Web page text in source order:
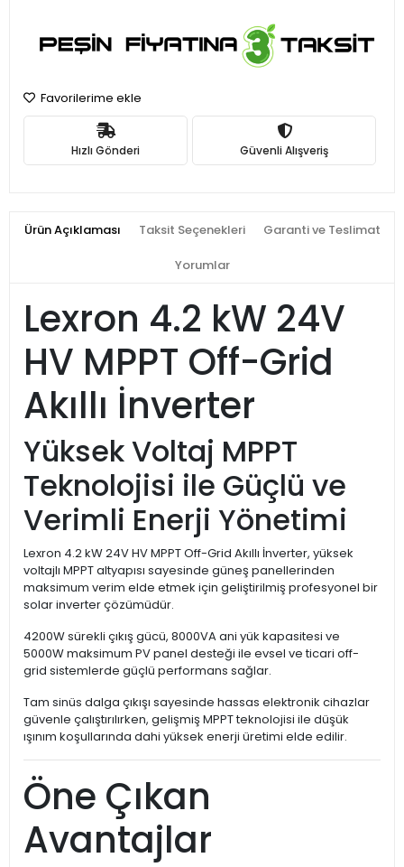
Favorilerime ekle
Hızlı Gönderi Güvenli Alışveriş
Ürün Açıklaması Taksit Seçenekleri Garanti ve Teslimat
Yorumlar
Lexron 4.2 kW 24V
HV MPPT Off-Grid
Akıllı İnverter
Yüksek Voltaj MPPT
Teknolojisi ile Güçlü ve
Verimli Enerji Yönetimi
Lexron 4.2 kW 24V HV MPPT Off-Grid Akıllı İnverter, yüksek
voltajlı MPPT altyapısı sayesinde güneş panellerinden
maksimum verim elde etmek için geliştirilmiş profesyonel bir
solar inverter çözümüdür.
4200W sürekli çıkış gücü, 8000VA ani yük kapasitesi ve
5000W maksimum PV panel desteği ile evsel ve ticari off-
grid sistemlerde güçlü performans sağlar.
Tam sinüs dalga çıkışı sayesinde hassas elektronik cihazlar
güvenle çalıştırılırken, gelişmiş MPPT teknolojisi ile düşük
ışınım koşullarında dahi yüksek enerji üretimi elde edilir.
Öne Çıkan
Avantajlar